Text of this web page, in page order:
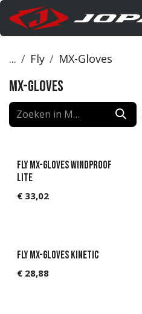
Overslaan naar inhoud
... Fly MX-Gloves
MX-Gloves
Fly MX-Gloves Windproof
Lite
€ 33,02
Fly MX-Gloves Kinetic
€ 28,88